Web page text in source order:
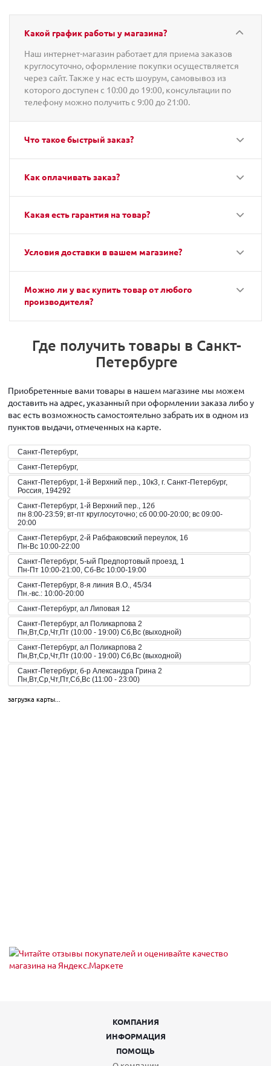
Какой график работы у магазина?
Наш интернет-магазин работает для приема заказов
круглосуточно, оформление покупки осуществляется
через сайт. Также у нас есть шоурум, самовывоз из
которого доступен с 10:00 до 19:00, консультации по
телефону можно получить с 9:00 до 21:00.
Что такое быстрый заказ?
Как оплачивать заказ?
Какая есть гарантия на товар?
Условия доставки в вашем магазине?
Можно ли у вас купить товар от любого
производителя?
Где получить товары в Санкт-
Петербурге
Приобретенные вами товары в нашем магазине мы можем
доставить на адрес, указанный при оформлении заказа либо у
вас есть возможность самостоятельно забрать их в одном из
пунктов выдачи, отмеченных на карте.
Санкт-Петербург,
Санкт-Петербург,
Санкт-Петербург, 1-й Верхний пер., 10к3, г. Санкт-Петербург,
Россия, 194292
Санкт-Петербург, 1-й Верхний пер., 12б
пн 8:00-23:59; вт-пт круглосуточно; сб 00:00-20:00; вс 09:00-
20:00
Санкт-Петербург, 2-й Рабфаковский переулок, 16
Пн-Вс 10:00-22:00
Санкт-Петербург, 5-ый Предпортовый проезд, 1
Пн-Пт 10:00-21:00, Сб-Вс 10:00-19:00
Санкт-Петербург, 8-я линия В.О., 45/34
Пн.-вс.: 10:00-20:00
Санкт-Петербург, ал Липовая 12
Санкт-Петербург, ал Поликарпова 2
Пн,Вт,Ср,Чт,Пт (10:00 - 19:00) Сб,Вс (выходной)
Санкт-Петербург, ал Поликарпова 2
Пн,Вт,Ср,Чт,Пт (10:00 - 19:00) Сб,Вс (выходной)
Санкт-Петербург, б-р Александра Грина 2
Пн,Вт,Ср,Чт,Пт,Сб,Вс (11:00 - 23:00)
Пн,Вт,Ср,Чт,Пт,Сб,Вс (09:00 - 21:00)
Пн-Пт 10:00-21:00, Сб-Вс 10:00-18:00
Санкт-Петербург, Большой В.О. пр-кт,18, лит. А (заезд с 6-й
Санкт-Петербург, бульвар Новаторов, 98
Санкт-Петербург, Бухарестская ул, 23
загрузка карты...
КОМПАНИЯ
ИНФОРМАЦИЯ
ПОМОЩЬ